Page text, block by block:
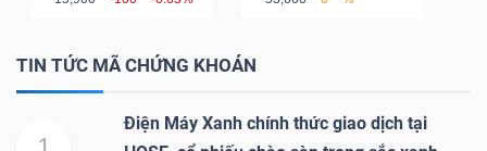
TIN TỨC MÃ CHỨNG KHOÁN
Điện Máy Xanh chính thức giao dịch tại